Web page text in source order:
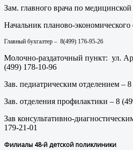
Зам. главного врача по
Начальник планово-
Главный бухгалтер – 8(499) 176-95-26
Молочно-раздаточный пункт: ул.
(499) 178-10-96
Зав. педиатрическим отделением –
Зав. отделения профилактики – 8
Зав консультативно-
179-21-01
Филиалы 48-й детской поликлиники